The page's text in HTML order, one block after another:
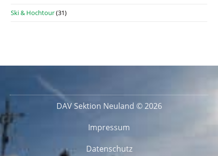
Ski & Hochtour(31)
DAV Sektion Neuland © 2026
Impressum
Datenschutz